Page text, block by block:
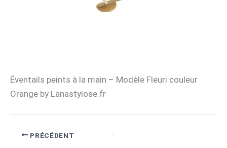
Éventails peints à la main – Modèle Fleuri couleur
Orange by Lanastylose.fr
PRÉCÉDENT